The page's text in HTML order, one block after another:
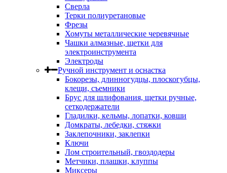
Сверла
Терки полиуретановые
Фрезы
Хомуты металлические черевячные
Чашки алмазные, щетки для
электроинструмента
Электроды
Ручной инструмент и оснастка
Бокорезы, длинногудцы, плоскогубцы,
клещи, съемники
Брус для шлифования, щетки ручные,
сеткодержатели
Гладилки, кельмы, лопатки, ковши
Домкраты, лебедки, стяжки
Заклепочники, заклепки
Ключи
Лом строительный, гвоздодеры
Метчики, плашки, клуппы
Миксеры